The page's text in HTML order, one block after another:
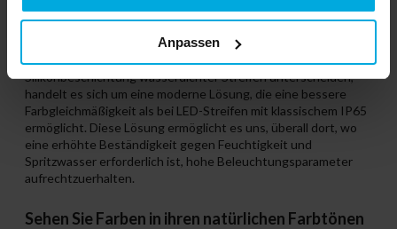
Anpassen
IP65-Wärmeschrumpf-LED-Streifen sind ein Produkt mit
erhöhter Beständigkeit gegen Feuchtigkeit und Spritzwasser.
Dank der Verwendung eines speziellen Schrumpfbandes,
dessen Eigenschaften sich von der herkömmlichen
Silikonbeschichtung wasserdichter Streifen unterscheiden,
handelt es sich um eine moderne Lösung, die eine bessere
Farbgleichmäßigkeit als bei LED-Streifen mit klassischem IP65
ermöglicht. Diese Lösung ermöglicht es uns, überall dort, wo
eine erhöhte Beständigkeit gegen Feuchtigkeit und
Spritzwasser erforderlich ist, hohe Beleuchtungsparameter
aufrechtzuerhalten.
Sehen Sie Farben in ihren natürlichen Farbtönen